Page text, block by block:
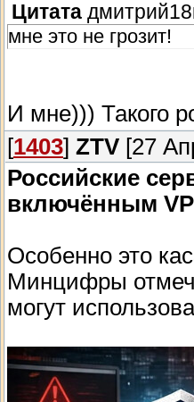
Цитата
мне это не грозит!
И мне))) Такого
[1403] ZTV [27
Российские
включённым
Особенно это
Минцифры
могут